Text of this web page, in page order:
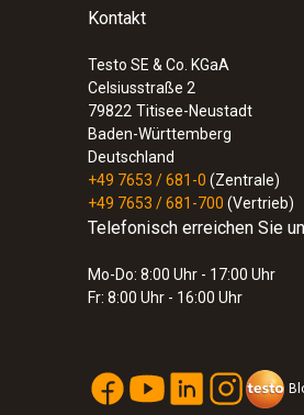
Kontakt
Testo SE & Co. KGaA
Celsiusstraße 2
79822 Titisee-Neustadt
Baden-Württemberg
Deutschland
+49 7653 / 681-0 (Zentrale)
+49 7653 / 681-700 (Vertrieb)
Telefonisch erreichen Sie
Mo-Do: 8:00 Uhr - 17:00 Uhr
Fr: 8:00 Uhr - 16:00 Uhr